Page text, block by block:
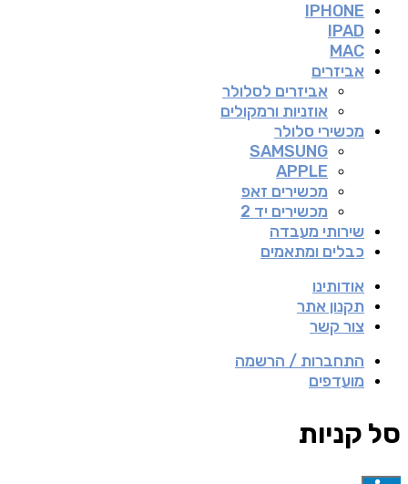
IPHONE
IPAD
MAC
אביזרים
אביזרים לסלולר
אוזניות ורמקולים
מכשירי סלולר
SAMSUNG
APPLE
מכשירים זאפ
מכשירים יד 2
שירותי מעבדה
כבלים ומתאמים
אודותינו
תקנון אתר
צור קשר
התחברות / הרשמה
מועדפים
סל קניות